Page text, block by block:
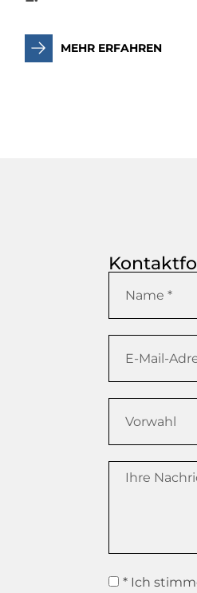
MEHR ERFAHREN
* Ich